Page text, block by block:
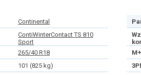
Continental
ContiWinterContact TS 810
Sport
265/40 R18
101 (825 kg)